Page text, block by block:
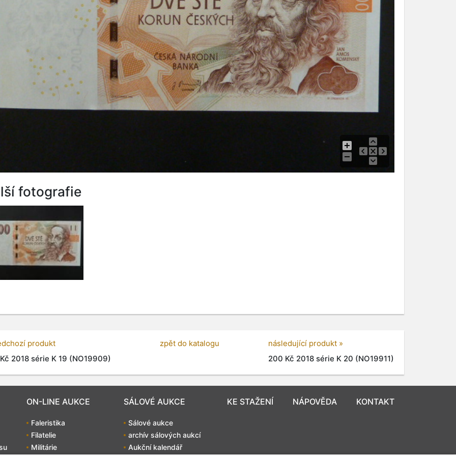
fotografie
produkt
2018 série K 19 (NO19909)
zpět do katalogu
následující produkt »
200 Kč 2018 série K 20 (NO19911)
ON-LINE AUKCE
Faleristika
Filatelie
Militárie
SÁLOVÉ AUKCE
Sálové aukce
archív sálových aukcí
Aukční kalendář
KE STAŽENÍ NÁPOVĚDA KONTAKT